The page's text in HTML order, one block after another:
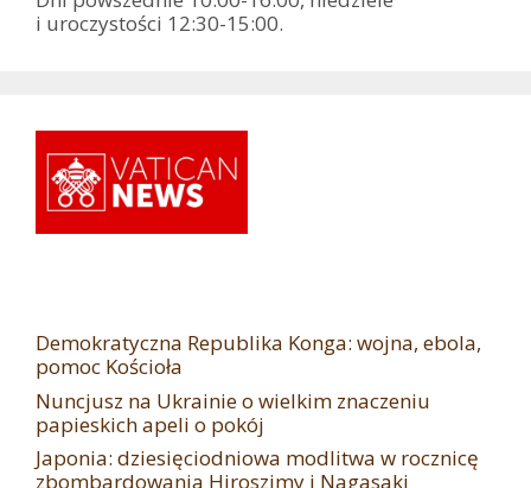
i uroczystości 12:30-15:00.
Demokratyczna Republika Konga: wojna, ebola,
pomoc Kościoła
Nuncjusz na Ukrainie o wielkim znaczeniu
papieskich apeli o pokój
Japonia: dziesięciodniowa modlitwa w rocznicę
zbombardowania Hiroszimy i Nagasaki